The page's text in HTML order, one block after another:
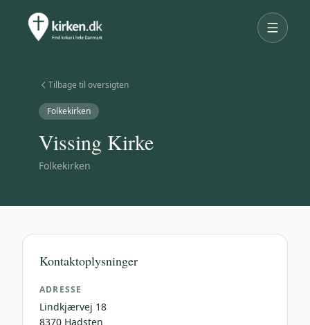
Tilbage til oversigten
Folkekirken
Vissing Kirke
Folkekirken
Kontaktoplysninger
ADRESSE
Lindkjærvej 18
8370 Hadsten